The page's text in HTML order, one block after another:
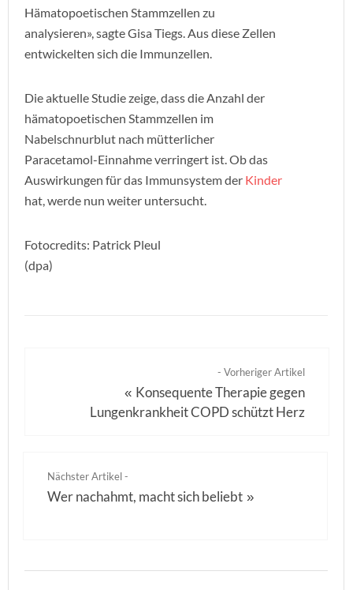
Hämatopoetischen Stammzellen zu
analysieren», sagte Gisa Tiegs. Aus diese Zellen
entwickelten sich die Immunzellen.
Die aktuelle Studie zeige, dass die Anzahl der
hämatopoetischen Stammzellen im
Nabelschnurblut nach mütterlicher
Paracetamol-Einnahme verringert ist. Ob das
Auswirkungen für das Immunsystem der Kinder
hat, werde nun weiter untersucht.
Fotocredits: Patrick Pleul
(dpa)
- Vorheriger Artikel
« Konsequente Therapie gegen
Lungenkrankheit COPD schützt Herz
Nächster Artikel -
Wer nachahmt, macht sich beliebt »